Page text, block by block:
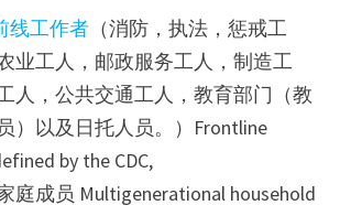
线工作者（消防，执法，惩戒工
业工人，邮政服务工人，制造工
人，公共交通工人，教育部门（教
）以及日托人员。）Frontline
by the CDC,
庭成员 Multigenerational household